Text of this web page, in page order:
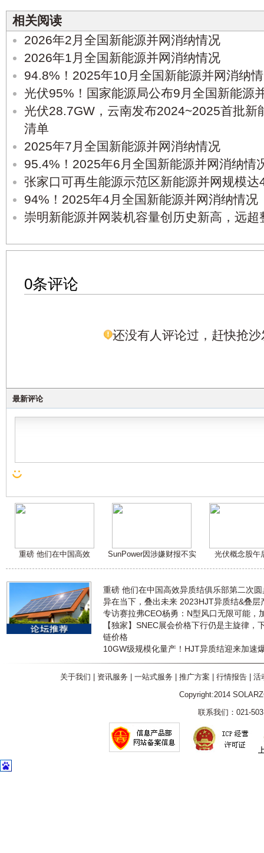
相关阅读
2026年2月全国新能源并网消纳情况
2026年1月全国新能源并网消纳情况
94.8%！2025年10月全国新能源并网消纳
光伏95%！国家能源局公布9月全国新能源
光伏28.7GW，云南发布2024~2025首批新
清单
2025年7月全国新能源并网消纳情况
95.4%！2025年6月全国新能源并网消纳情
张家口可再生能源示范区新能源并网规模
94%！2025年4月全国新能源并网消纳情况
崇明新能源并网装机容量创历史新高，远
0条评论
还没有人评论过，赶快抢沙
最新评论
重磅 他们在中国高效 SunPower因涉嫌财报不实 光伏概念股午
重磅 他们在中国高效异质结俱乐部第二次
异在当下，叠出未来 2023HJT异质结&叠层
专访赛拉弗CEO杨勇：N型风口无限可能，
【独家】SNEC展会价格下行仍是主旋律，
链价格
10GW级规模化量产！HJT异质结迎来加速
关于我们 资讯服务 一站式服务 推广方案 行情报告| 活
Copyright:2014
联系我们：021-